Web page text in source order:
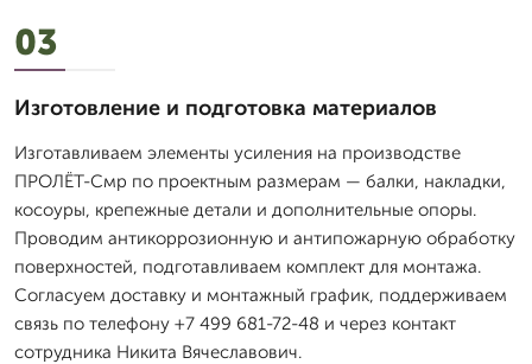
03
Изготовление и подготовка материалов
Изготавливаем элементы усиления на производстве
ПРОЛЁТ-Смр по проектным размерам — балки, накладки,
косоуры, крепежные детали и дополнительные опоры.
Проводим антикоррозионную и антипожарную обработку
поверхностей, подготавливаем комплект для монтажа.
Согласуем доставку и монтажный график, поддерживаем
связь по телефону +7 499 681-72-48 и через контакт
сотрудника Никита Вячеславович.